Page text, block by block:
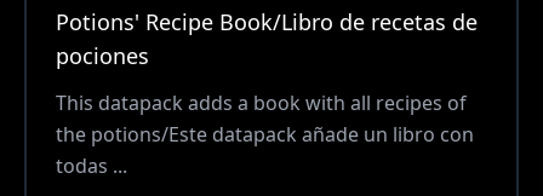
Potions' Recipe Book/Libro de recetas de
pociones
This datapack adds a book with all recipes of
the potions/Este datapack añade un libro con
todas ...